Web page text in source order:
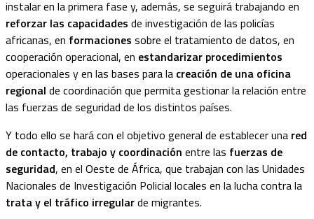
instalar en la primera fase y, además, se seguirá trabajando en
reforzar las capacidades de investigación de las policías
africanas, en formaciones sobre el tratamiento de datos, en
cooperación operacional, en estandarizar procedimientos
operacionales y en las bases para la creación de una oficina
regional de coordinación que permita gestionar la relación entre
las fuerzas de seguridad de los distintos países.
Y todo ello se hará con el objetivo general de establecer una red
de contacto, trabajo y coordinación entre las fuerzas de
seguridad, en el Oeste de África, que trabajan con las Unidades
Nacionales de Investigación Policial locales en la lucha contra la
trata y el tráfico irregularde migrantes.